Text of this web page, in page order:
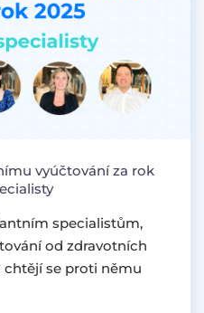
vyúčtování za rok
specialistům,
od zdravotních
chtějí se proti němu